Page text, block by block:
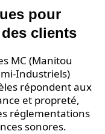
pour
clients
MC (Manitou
Industriels)
répondent aux
et propreté,
réglementations
sonores.